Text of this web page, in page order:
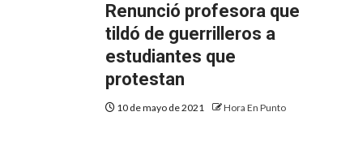
Renunció profesora que
tildó de guerrilleros a
estudiantes que
protestan
10 de mayo de 2021 Hora En Punto